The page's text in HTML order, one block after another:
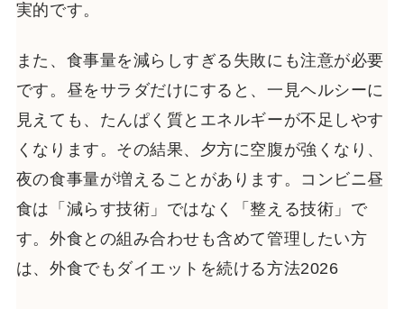
実的です。
また、食事量を減らしすぎる失敗にも注意が必要
です。昼をサラダだけにすると、一見ヘルシーに
見えても、たんぱく質とエネルギーが不足しやす
くなります。その結果、夕方に空腹が強くなり、
夜の食事量が増えることがあります。コンビニ昼
食は「減らす技術」ではなく「整える技術」で
す。外食との組み合わせも含めて管理したい方
は、外食でもダイエットを続ける方法2026